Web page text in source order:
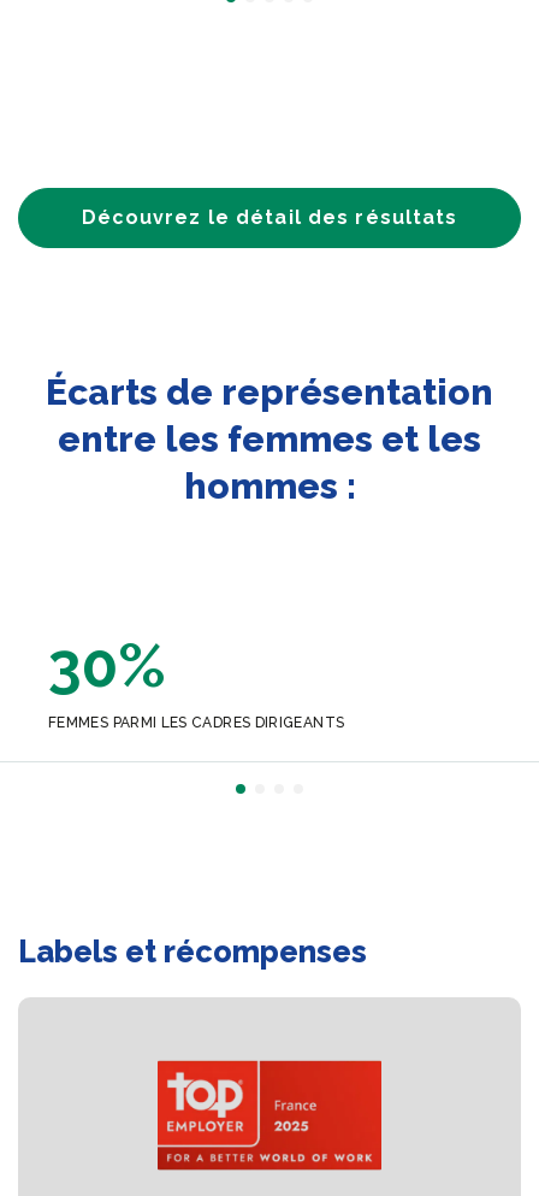
Découvrez le détail des résultats
Écarts de représentation
entre les femmes et les
hommes :
30%
FEMMES PARMI LES CADRES DIRIGEANTS
Labels et récompenses